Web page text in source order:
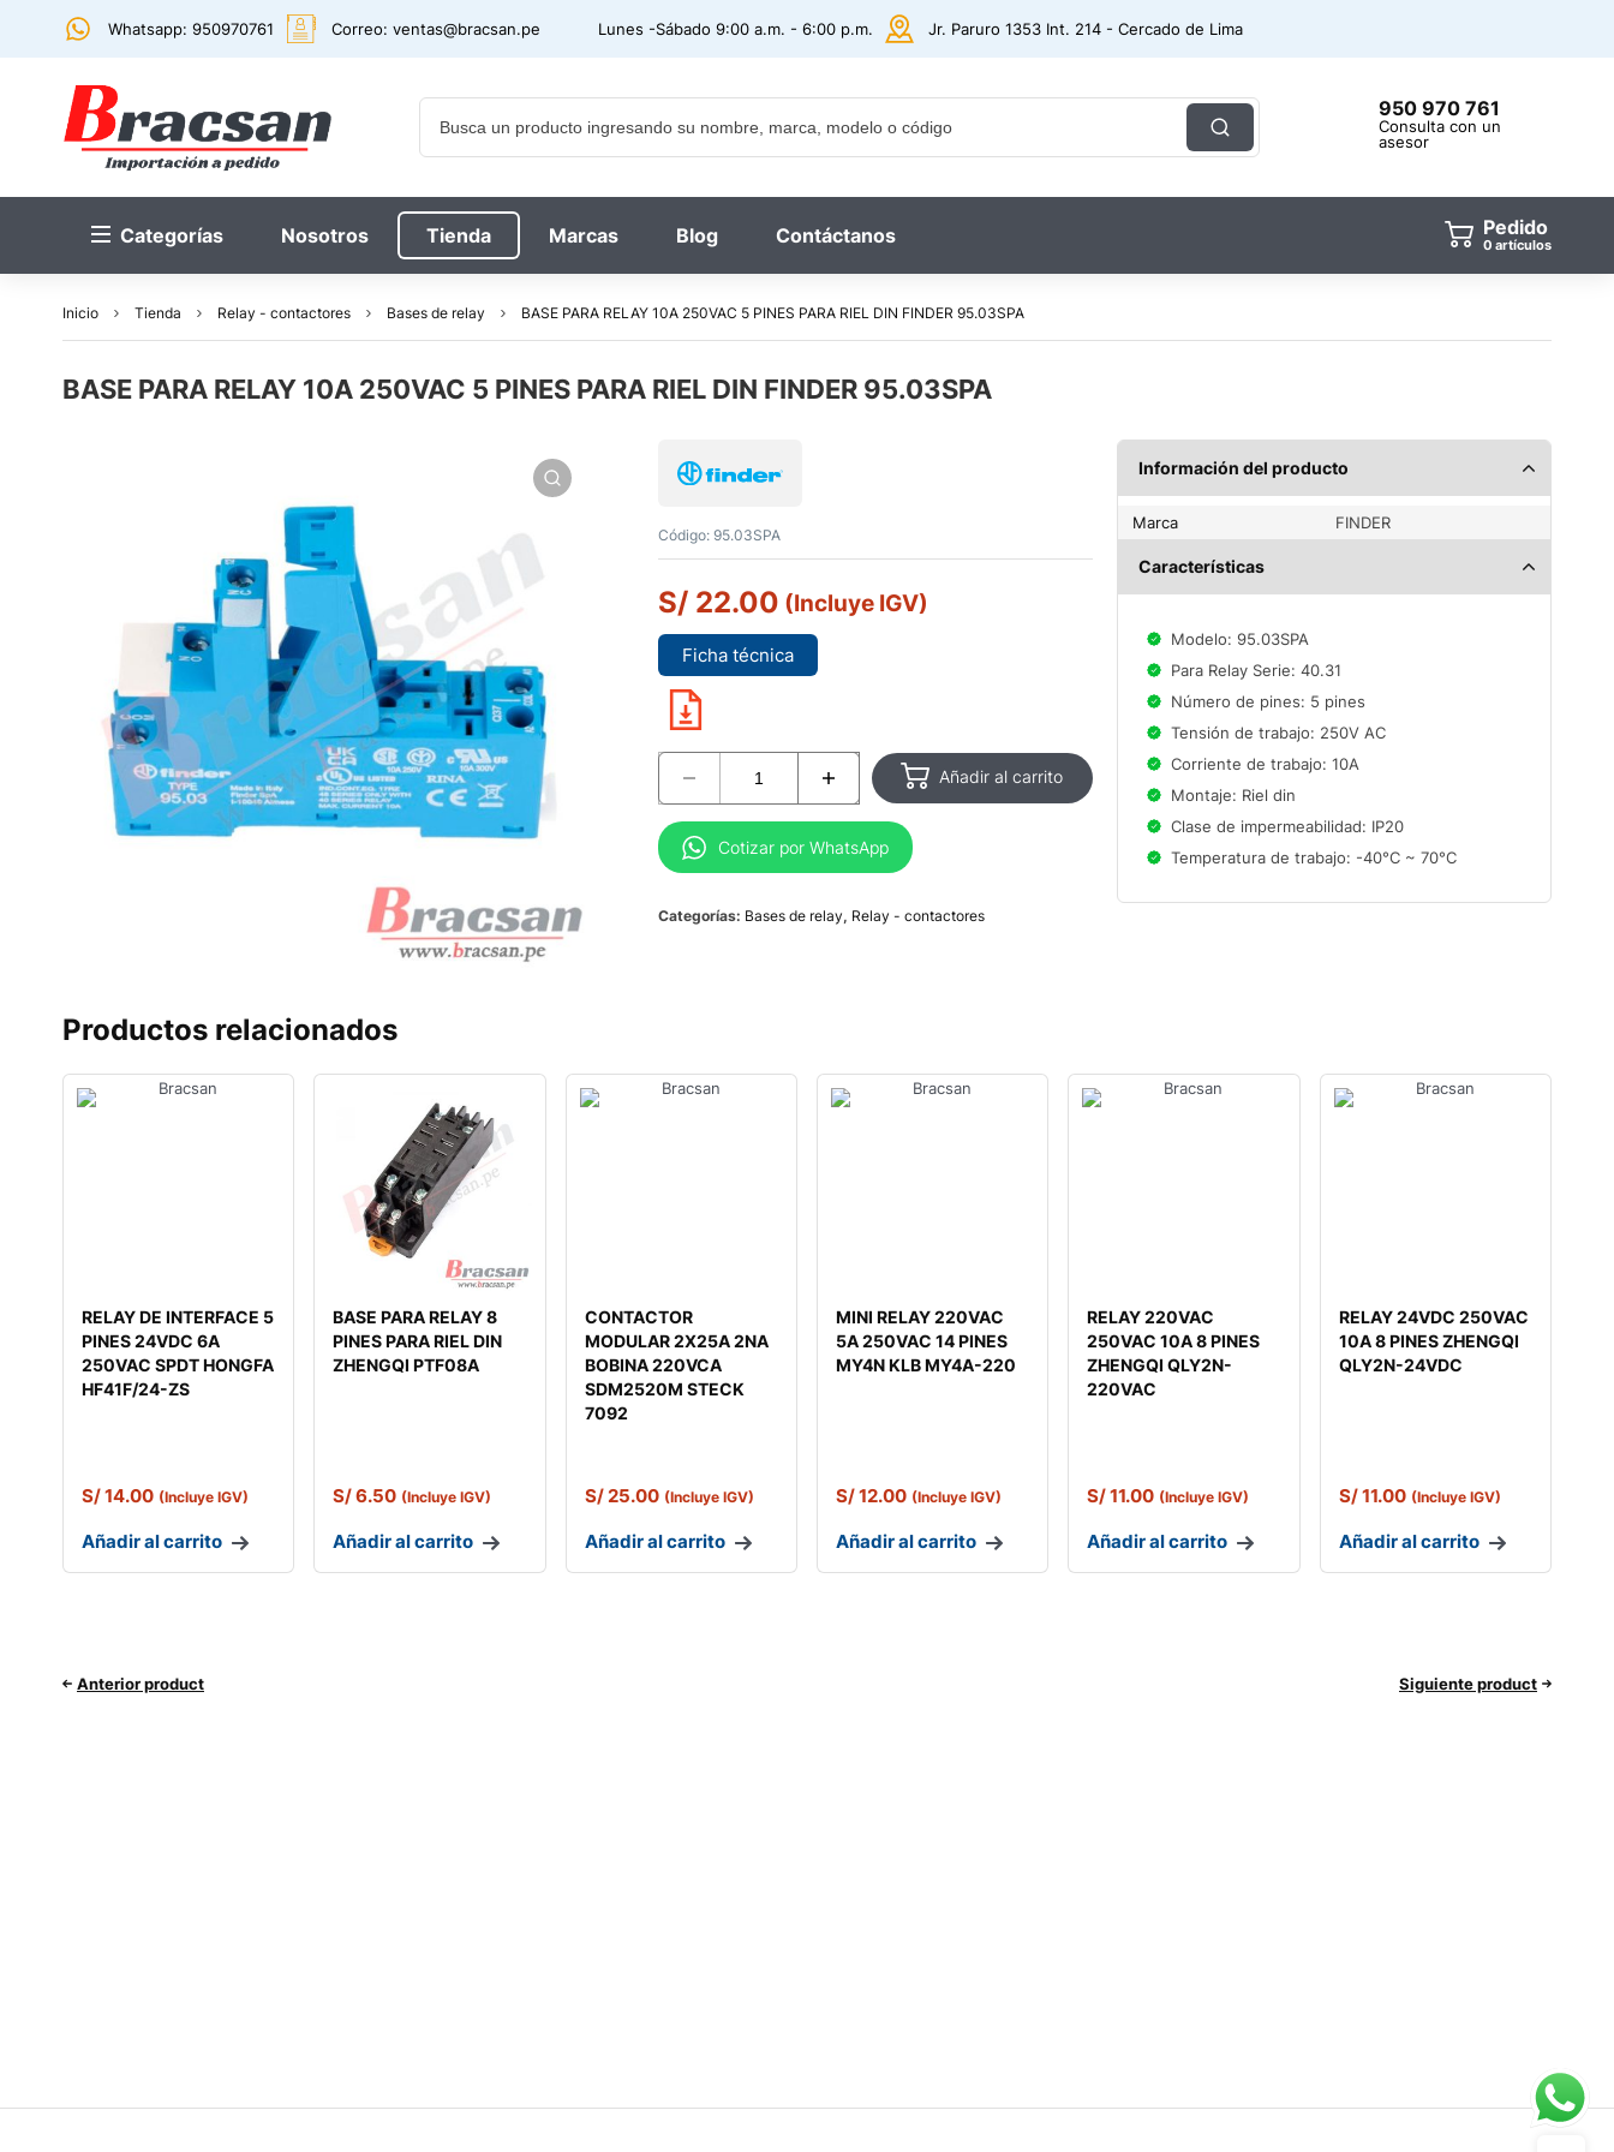
Whatsapp: 950970761 Correo: ventas@bracsan.pe Lunes -Sábado 9:00 a.m. - 6:00 p.m. Jr. Paruro 1353 Int. 214 - Cercado de Lima
950 970 761
Consulta con un
asesor
Categorías Nosotros Tienda Marcas Blog Contáctanos Pedido
0 artículos
Inicio Tienda Relay - contactores Bases de relay BASE PARA RELAY 10A 250VAC 5 PINES PARA RIEL DIN FINDER 95.03SPA
BASE PARA RELAY 10A 250VAC 5 PINES PARA RIEL DIN FINDER 95.03SPA
Código: 95.03SPA
S/ 22.00 (Incluye IGV)
Ficha técnica
Añadir al carrito
Cotizar por WhatsApp
Categorías: Bases de relay, Relay - contactores
Información del producto
Marca FINDER
Características
Modelo: 95.03SPA
Para Relay Serie: 40.31
Número de pines: 5 pines
Tensión de trabajo: 250V AC
Corriente de trabajo: 10A
Montaje: Riel din
Clase de impermeabilidad: IP20
Temperatura de trabajo: -40°C ~ 70°C
Productos relacionados
RELAY DE INTERFACE 5
PINES 24VDC 6A
250VAC SPDT HONGFA
HF41F/24-ZS
S/14.00 (Incluye IGV)
Añadir al carrito
BASE PARA RELAY 8
PINES PARA RIEL DIN
ZHENGQI PTF08A
S/6.50 (Incluye IGV)
Añadir al carrito
CONTACTOR
MODULAR 2X25A 2NA
BOBINA 220VCA
SDM2520M STECK
7092
S/25.00 (Incluye IGV)
Añadir al carrito
MINI RELAY 220VAC
5A 250VAC 14 PINES
MY4N KLB MY4A-220
S/12.00 (Incluye IGV)
Añadir al carrito
RELAY 220VAC
250VAC 10A 8 PINES
ZHENGQI QLY2N-
220VAC
S/11.00 (Incluye IGV)
Añadir al carrito
RELAY 24VDC 250VAC
10A 8 PINES ZHENGQI
QLY2N-24VDC
S/11.00 (Incluye IGV)
Añadir al carrito
Anterior product Siguiente product